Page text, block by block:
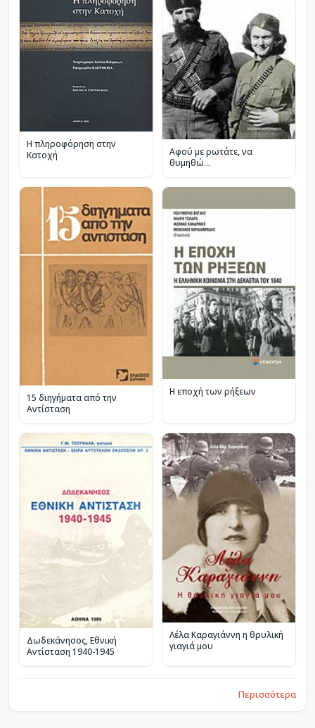
Η πληροφόρηση στην
Κατοχή
Αφού με ρωτάτε, να
θυμηθώ...
15 διηγήματα από την
Αντίσταση
Η εποχή των ρήξεων
Δωδεκάνησος, Εθνική
Αντίσταση 1940-1945
Λέλα Καραγιάννη η θρυλική
γιαγιά μου
Περισσότερα